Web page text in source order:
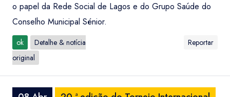
o papel da Rede Social de Lagos e do Grupo Saúde do
Conselho Municipal Sénior.
ok
Detalhe & notícia
original
Reportar